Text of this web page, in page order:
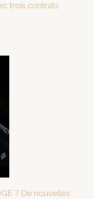
trois contrats
? De nouvelles